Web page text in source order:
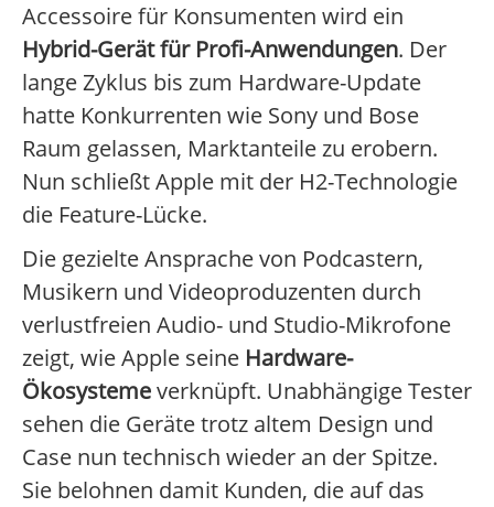
Accessoire für Konsumenten wird ein
Hybrid-Gerät für Profi-Anwendungen. Der
lange Zyklus bis zum Hardware-Update
hatte Konkurrenten wie Sony und Bose
Raum gelassen, Marktanteile zu erobern.
Nun schließt Apple mit der H2-Technologie
die Feature-Lücke.
Die gezielte Ansprache von Podcastern,
Musikern und Videoproduzenten durch
verlustfreien Audio- und Studio-Mikrofone
zeigt, wie Apple seine Hardware-
Ökosystemeverknüpft. Unabhängige Tester
sehen die Geräte trotz altem Design und
Case nun technisch wieder an der Spitze.
Sie belohnen damit Kunden, die auf das